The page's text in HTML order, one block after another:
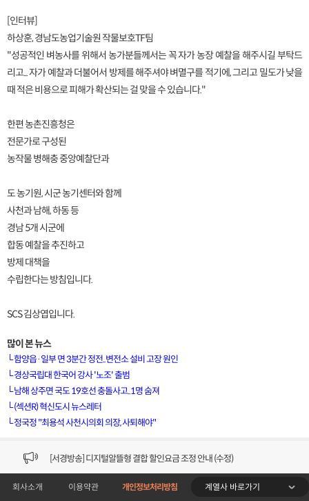
[인터뷰]
하상훈, 경남도농업기술원 작물보호TF팀
"성공적인 벼농사를 위해서 농가분들께서는 꼭 자가 농장 예찰을 해주시길 부탁드
리고... 자가 예찰과 더불어서 방제를 해주셔야 벼멸구를 적기에, 그리고 밀도가 낮을
때 적은 비용으로 피해가 확산되는 걸 맞을 수 있습니다."
한편 농촌진흥청은
전문가로 구성된
농작물 병해충 중앙예찰단과
도 농기원, 시군 농기센터와 함께
사천과 남해, 하동 등
경남 5개 시군에
합동 예찰을 추진하고
방제 대책을
수립한다는 방침입니다.
SCS 김상엽입니다.
많이 본 뉴스
└함양읍·일부 면 3분간 정전..변전소 설비 고장 원인
└경상국립대 한국어 강사 '노조' 출범
└남해 상주면 국도 19호선 충돌사고..1명 숨져
└(섹션R) 혁신도시 뉴스레터
└정국정 "최용석 사천시의회 의장, 사퇴해야"
[서경방송] 일부 채널편성 변경 안내의 건 (7/22)
[서경방송] 디지털알뜰형 결합 할인요금 조정 안내 (수정)
[공지] 개인정보처리방침 (Ver2.15) 개정의 건 (7/1)
회사소개 이용약관 개인정보처리방침 계열사 바로가기